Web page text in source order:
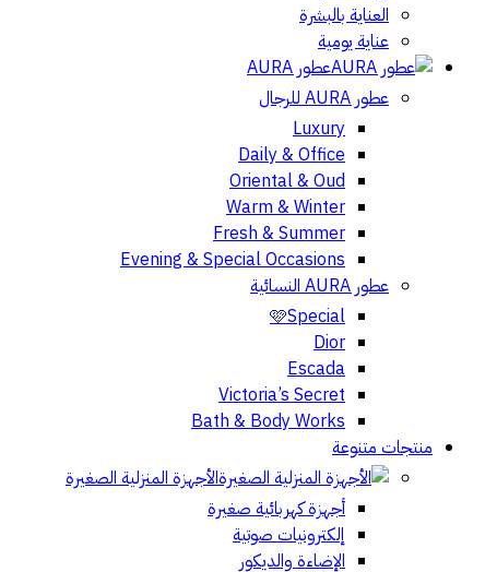
العناية بالبشرة
عناية يومية
عطور AURA
عطور AURA للرجال
Luxury
Daily & Office
Oriental & Oud
Warm & Winter
Fresh & Summer
Evening & Special Occasions
عطور AURA النسائية
🩷Special
Dior
Escada
Victoria’s Secret
Bath & Body Works
منتجات متنوعة
الأجهزة المنزلية الصغيرة
أجهزة كهربائية صغيرة
إلكترونيات صوتية
الإضاءة والديكور